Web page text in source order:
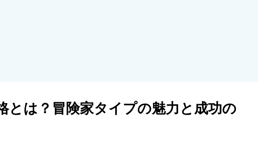
とは？冒険家タイプの魅力と成功の